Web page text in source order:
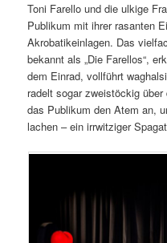
Toni Farello und die ulkige
Publikum mit ihrer rasanten
Akrobatikeinlagen. Das
bekannt als „Die Farellos“,
dem Einrad, vollführt
radelt sogar zweistöckig
das Publikum den Atem an,
lachen – ein irrwitziger